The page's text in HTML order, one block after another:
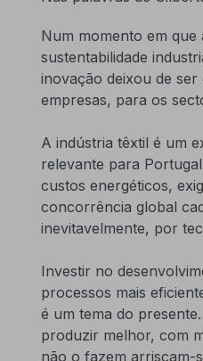
Num momento em que
sustentabilidade
inovação deixou de
empresas, para os
A indústria têxtil é um
relevante para
custos energéticos,
concorrência global
inevitavelmente, por
Investir no
processos mais
é um tema do
produzir melhor, com
não o fazem arriscam-